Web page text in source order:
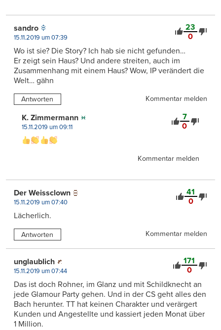
23
0
sandro
15.11.2019 um 07:39
Wo ist sie? Die Story? Ich hab sie nicht gefunden…
Er zeigt sein Haus? Und andere streiten, auch im
Zusammenhang mit einem Haus? Wow, IP verändert die
Welt… gähn
Antworten Kommentar melden
7
0
K. Zimmermann
15.11.2019 um 09:11
Kommentar melden
41
0
Der Weissclown
15.11.2019 um 07:40
Lächerlich.
Antworten Kommentar melden
171
0
unglaublich
15.11.2019 um 07:44
Das ist doch Rohner, im Glanz und mit Schildknecht an
jede Glamour Party gehen. Und in der CS geht alles den
Bach herunter. TT hat keinen Charakter und verärgert
Kunden und Angestellte und kassiert jeden Monat über
1 Million.